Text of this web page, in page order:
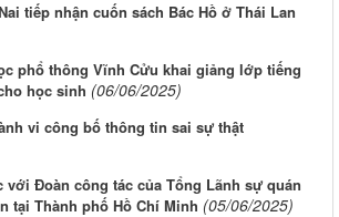
tiếp nhận cuốn sách Bác Hồ ở Thái Lan
phổ thông Vĩnh Cửu khai giảng lớp tiếng
học sinh (06/06/2025)
vi công bố thông tin sai sự thật
với Đoàn công tác của Tổng Lãnh sự quán
tại Thành phố Hồ Chí Minh (05/06/2025)